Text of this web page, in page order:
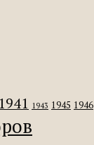
1941 1943 1945 1946